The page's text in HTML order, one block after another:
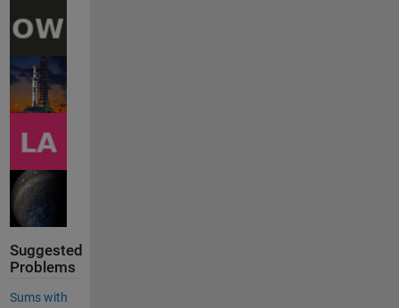
Suggested
Problems
Sums with